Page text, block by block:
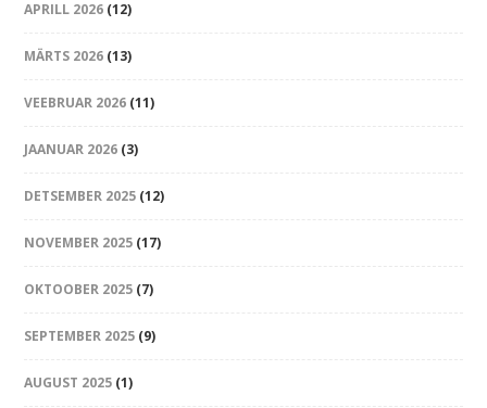
APRILL 2026 (12)
MÄRTS 2026 (13)
VEEBRUAR 2026 (11)
JAANUAR 2026 (3)
DETSEMBER 2025 (12)
NOVEMBER 2025 (17)
OKTOOBER 2025 (7)
SEPTEMBER 2025 (9)
AUGUST 2025 (1)